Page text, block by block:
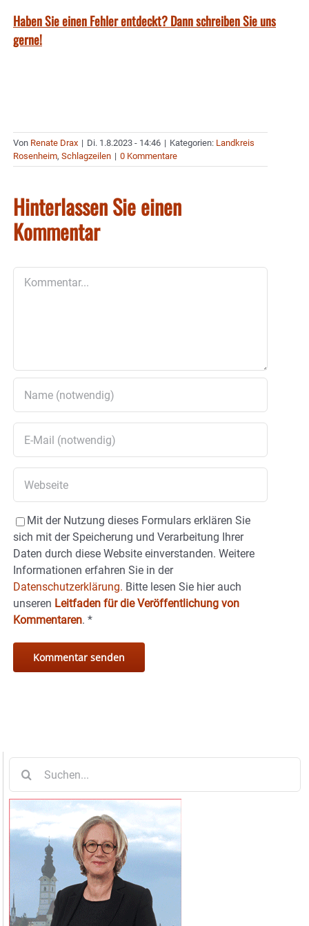
Haben Sie einen Fehler entdeckt? Dann schreiben Sie uns
gerne!
Von Renate Drax | Di. 1.8.2023 - 14:46 | Kategorien: Landkreis
Rosenheim, Schlagzeilen | 0 Kommentare
Hinterlassen Sie einen
Kommentar
Mit der Nutzung dieses Formulars erklären Sie
sich mit der Speicherung und Verarbeitung Ihrer
Daten durch diese Website einverstanden. Weitere
Informationen erfahren Sie in der
Datenschutzerklärung. Bitte lesen Sie hier auch
unseren Leitfaden für die Veröffentlichung von
Kommentaren. *
nach: